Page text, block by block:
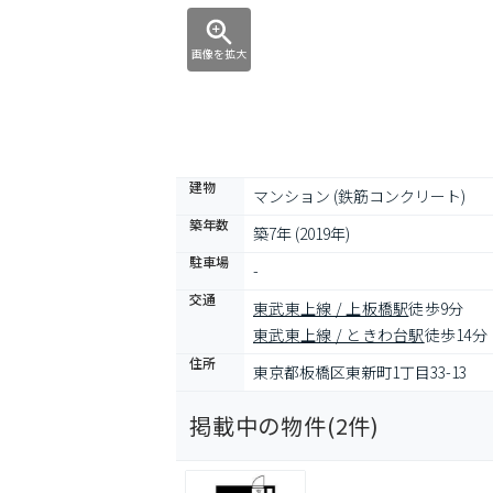
画像を拡大
建物 マンション (鉄筋コンクリート)
築年数 築7年 (2019年)
駐車場 -
交通 東武東上線 / 上板橋駅徒歩9分
東武東上線 / ときわ台駅徒歩14分
住所 東京都板橋区東新町1丁目33-13
掲載中の物件(2件)